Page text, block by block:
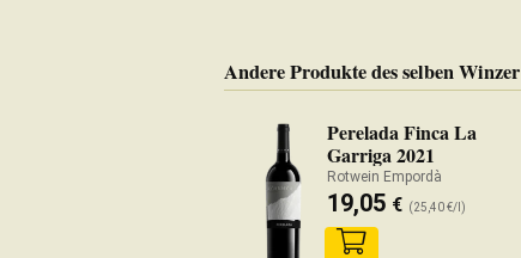
Andere Produkte des selben Winzer
Perelada Finca La
Garriga 2021
Rotwein Empordà
19,05 € (25,40 €/l)